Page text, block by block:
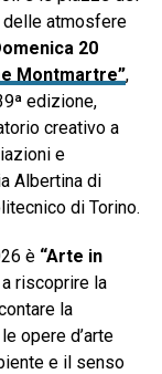
delle atmosfere
20
Montmartre”,
edizione,
creativo a
e
Albertina di
di Torino.
è “Arte in
riscoprire la
la
opere d’arte
e il senso